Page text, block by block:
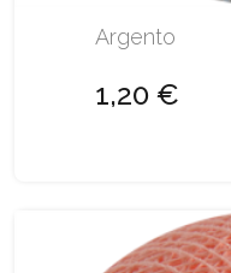
Argento
1,20 €